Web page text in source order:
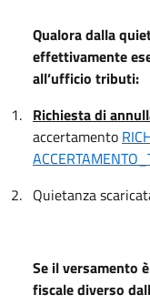
Qualora dalla
effettivamente
all’ufficio tributi:
1. Richiesta di
accertamento
2. Quietanza
Se il versamento
fiscale diverso